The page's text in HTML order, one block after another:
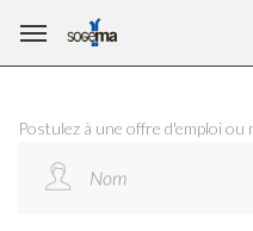
Postulez à une offre d'emploi ou
Nom